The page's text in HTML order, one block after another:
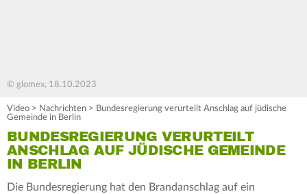
© glomex, 18.10.2023
Video > Nachrichten > Bundesregierung verurteilt Anschlag auf jüdische
Gemeinde in Berlin
BUNDESREGIERUNG VERURTEILT
ANSCHLAG AUF JÜDISCHE GEMEINDE
IN BERLIN
Die Bundesregierung hat den Brandanschlag auf ein